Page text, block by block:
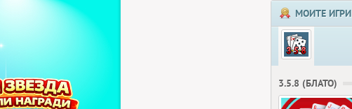
МОИТЕ ИГРИ
3.5.8 (БЛАТО)